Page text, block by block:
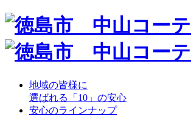
地域の皆様に
選ばれる「10」の安心
安心のラインナップ